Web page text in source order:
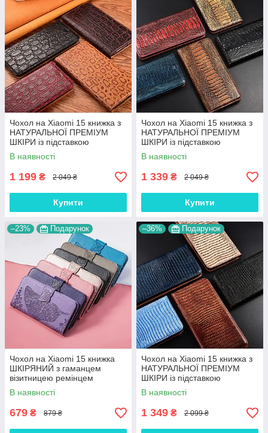
Чохол на Xiaomi 15 книжка з
НАТУРАЛЬНОЇ ПРЕМІУМ
ШКІРИ із підставкою
протиударний магнітний
"JACOSA"
В наявності
1 199 ₴ 2 049 ₴
Купити
Чохол на Xiaomi 15 книжка з
НАТУРАЛЬНОЇ ПРЕМІУМ
ШКІРИ із підставкою
протиударний магнітний
"REPTILE"
В наявності
1 339 ₴ 2 049 ₴
Купити
–23% Подарунок
Чохол на Xiaomi 15 книжка
ШКІРЯНИЙ з гаманцем
візитницею ремінцем
підставкою протиударний
"BUTTERFLY"
В наявності
679 ₴ 879 ₴
–36% Подарунок
Чохол на Xiaomi 15 книжка з
НАТУРАЛЬНОЇ ПРЕМІУМ
ШКІРИ із підставкою
протиударний магнітний
"VARAN"
В наявності
1 349 ₴ 2 099 ₴